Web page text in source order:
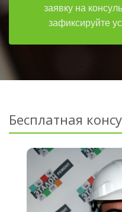
заявку на
зафиксируйте
Бесплатная